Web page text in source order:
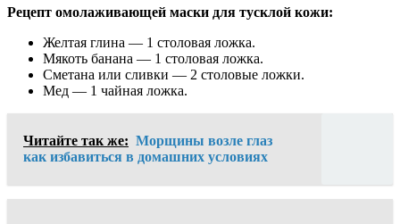
Рецепт омолаживающей маски для тусклой кожи:
Желтая глина — 1 столовая ложка.
Мякоть банана — 1 столовая ложка.
Сметана или сливки — 2 столовые ложки.
Мед — 1 чайная ложка.
Читайте так же: Морщины возле глаз
как избавиться в домашних условиях